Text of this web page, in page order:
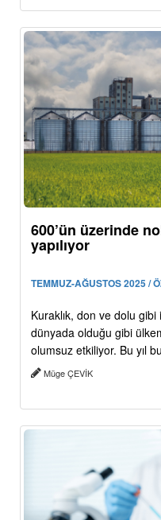
600’ün üzerinde
yapılıyor
TEMMUZ-AĞUSTOS 2025 /
Kuraklık, don ve dolu
dünyada olduğu gibi
olumsuz etkiliyor. Bu yıl
Müge ÇEVİK